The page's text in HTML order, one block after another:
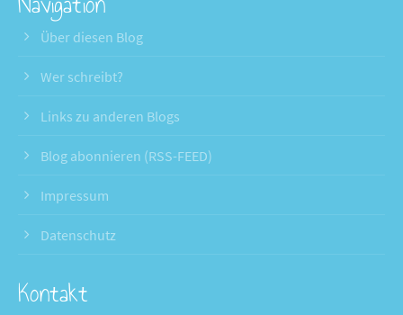
Über diesen Blog
Wer schreibt?
Links zu anderen Blogs
Blog abonnieren (RSS-FEED)
Impressum
Datenschutz
Kontakt